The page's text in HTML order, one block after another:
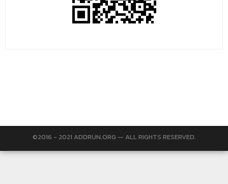
©2016 - 2021 ADDRUN.ORG — ALL RIGHTS RESERVED.